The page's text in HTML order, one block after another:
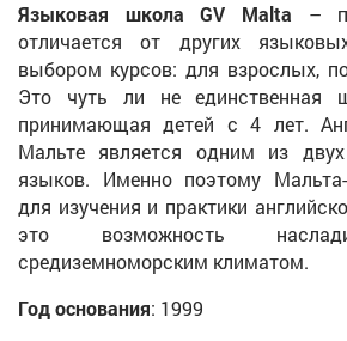
Языковая школа GV Malta –
отличается от других
выбором курсов: для взрослых,
Это чуть ли не единственная
принимающая детей с 4 лет.
Мальте является одним из двух
языков. Именно поэтому Мальта-
для изучения и практики
это возможность
средиземноморским климатом.
Год основания: 1999